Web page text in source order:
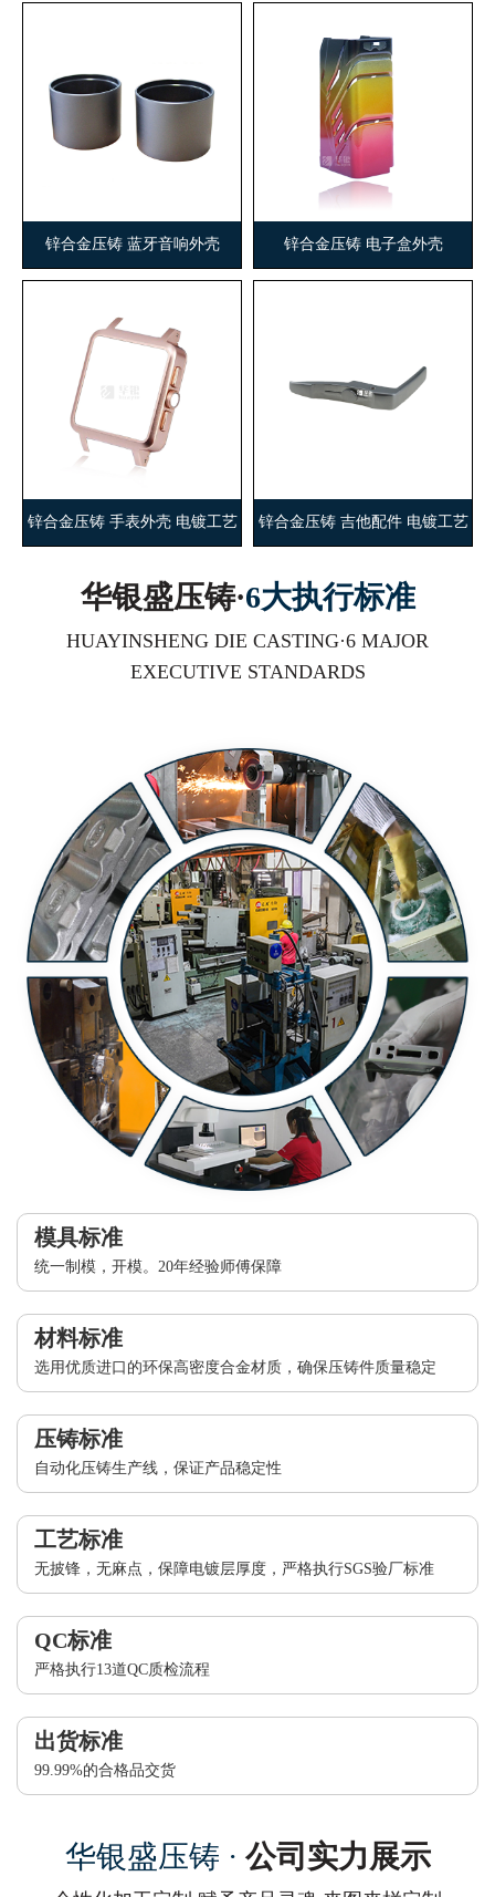
锌合金压铸 蓝牙音响外壳 锌合金压铸 电子盒外壳
锌合金压铸 手表外壳 电镀工艺 锌合金压铸 吉他配件 电镀工艺
华银盛压铸·6大执行标准
HUAYINSHENG DIE CASTING·6 MAJOR
EXECUTIVE STANDARDS
模具标准
统一制模，开模。20年经验师傅保障
材料标准
选用优质进口的环保高密度合金材质，确保压铸件质量稳定
压铸标准
自动化压铸生产线，保证产品稳定性
工艺标准
无披锋，无麻点，保障电镀层厚度，严格执行SGS验厂标准
QC标准
严格执行13道QC质检流程
出货标准
99.99%的合格品交货
华银盛压铸 · 公司实力展示